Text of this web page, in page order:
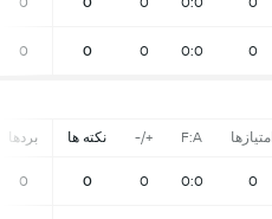
0
0:0
0
0
0
امتیازها F:A
+/- نکته ها بردها
0
0:0
0
0
0